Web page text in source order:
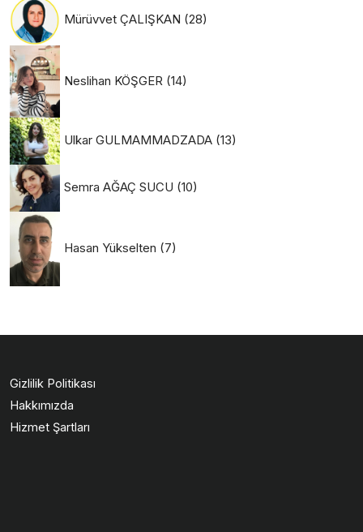
Mürüvvet ÇALIŞKAN (28)
Neslihan KÖŞGER (14)
Ulkar GULMAMMADZADA (13)
Semra AĞAÇ SUCU (10)
Hasan Yükselten (7)
Gizlilik Politikası
Hakkımızda
Hizmet Şartları